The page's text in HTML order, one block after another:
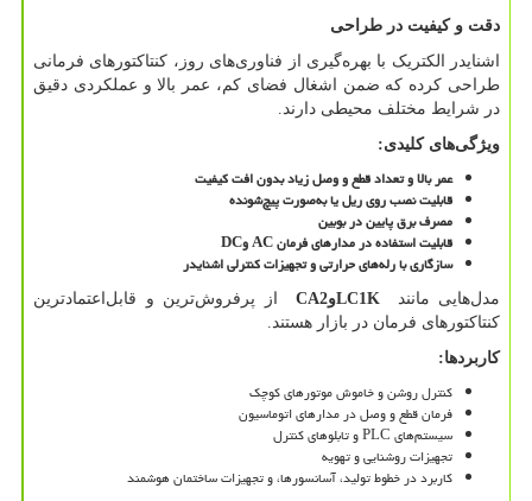
دقت و کیفیت در طراحی
اشنایدر الکتریک با بهره‌گیری از فناوری‌های روز، کنتاکتورهای فرمانی
طراحی کرده که ضمن اشغال فضای کم، عمر بالا و عملکردی دقیق
در شرایط مختلف محیطی دارند.
ویژگی‌های کلیدی:
عمر بالا و تعداد قطع و وصل زیاد بدون افت کیفیت
قابلیت نصب روی ریل یا به‌صورت پیچ‌شونده
مصرف برق پایین در بوبین
قابلیت استفاده در مدارهای فرمانACوDC
سازگاری با رله‌های حرارتی و تجهیزات کنترلی اشنایدر
مدل‌هایی مانند LC1KوCA2
از پرفروش‌ترین و قابل‌اعتمادترین
کنتاکتورهای فرمان در بازار هستند.
کاربردها:
کنترل روشن و خاموش موتورهای کوچک
فرمان قطع و وصل در مدارهای اتوماسیون
سیستم‌هایPLCو تابلوهای کنترل
تجهیزات روشنایی و تهویه
کاربرد در خطوط تولید، آسانسورها، و تجهیزات ساختمان هوشمند